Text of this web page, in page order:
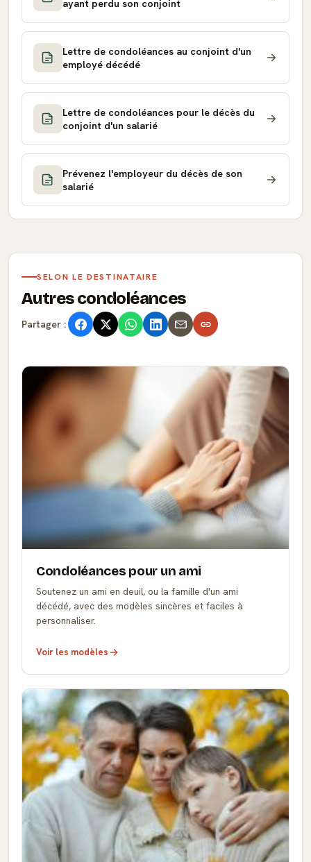
ayant perdu son conjoint
Lettre de condoléances au conjoint d'un
employé décédé
Lettre de condoléances pour le décès du
conjoint d'un salarié
Prévenez l'employeur du décès de son
salarié
SELON LE DESTINATAIRE
Autres condoléances
Partager :
Condoléances pour un ami
Soutenez un ami en deuil, ou la famille d'un ami
décédé, avec des modèles sincères et faciles à
personnaliser.
Voir les modèles